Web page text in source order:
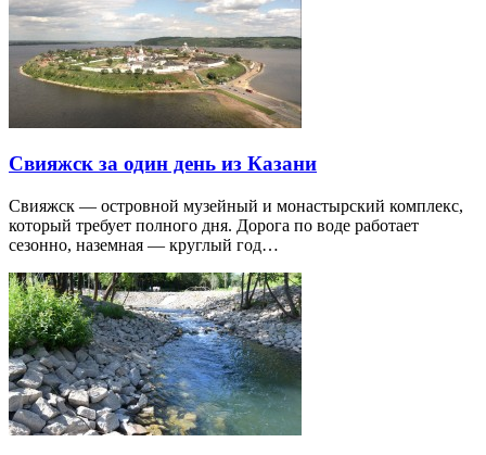
Свияжск за один день из Казани
Свияжск — островной музейный и монастырский комплекс,
который требует полного дня. Дорога по воде работает
сезонно, наземная — круглый год…